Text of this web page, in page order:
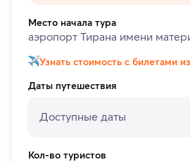
Место начала тура
аэропорт Тирана имени
Узнать стоимость с билетами
Даты путешествия
Доступные даты
Кол-во туристов